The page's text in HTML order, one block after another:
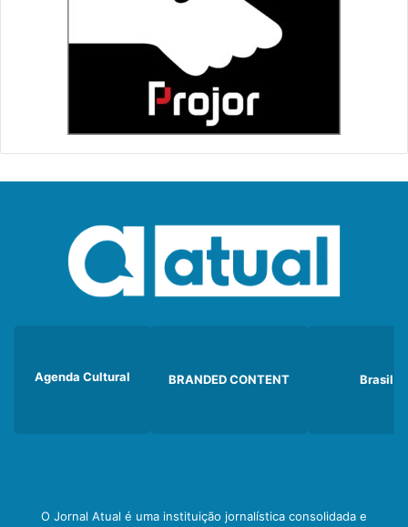
Agenda Cultural BRANDED CONTENT Brasil
O Jornal Atual é uma instituição jornalística consolidada e